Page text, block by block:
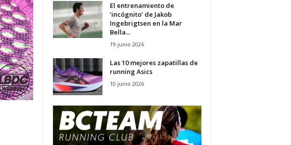
El entrenamiento de
‘incógnito’ de Jakob
Ingebrigtsen en la Mar
Bella...
19 junio 2026
Las 10 mejores zapatillas de
running Asics
10 junio 2026